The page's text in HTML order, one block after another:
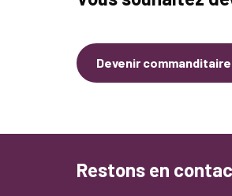
Devenir commanditaire
Restons en